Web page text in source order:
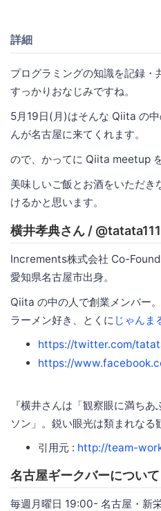
詳細
プログラミングの知識を記録・
すっかりおなじみですね。
5月19日(月)はそんな Qiita の
んが名古屋に来てくれます。
ので、かってに Qiita meetup
美味しいご飯とお酒をいただ
けるかと思います。
横井孝典さん / @tatata111
Increments株式会社 Co-
愛知県名古屋市出身。
Qiita の中の人で創業メンバー。
ラーメン好き、とくに じゃんま
https://twitter.com/
https://
『横井さんは「観察眼に満ち
ソン」。鋭い眼光は類まれなる
引用元 : http://team-
名古屋ギークバーについて
毎週月曜日 19:00- 名古屋・新